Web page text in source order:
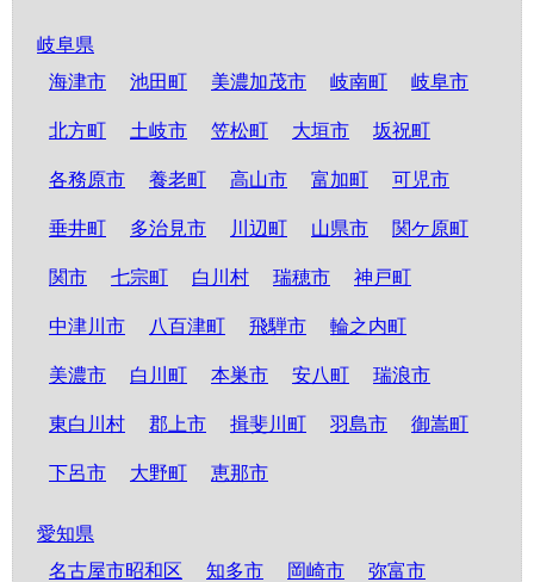
岐阜県
海津市
池田町 美濃加茂市 岐南町 岐阜市
北方町 土岐市 笠松町 大垣市 坂祝町
各務原市 養老町 高山市 富加町 可児市
垂井町 多治見市 川辺町 山県市 関ケ原町
関市 七宗町 白川村 瑞穂市 神戸町
中津川市 八百津町 飛騨市 輪之内町
美濃市 白川町 本巣市 安八町 瑞浪市
東白川村 郡上市 揖斐川町 羽島市 御嵩町
下呂市 大野町 恵那市
愛知県
名古屋市昭和区
知多市 岡崎市 弥富市